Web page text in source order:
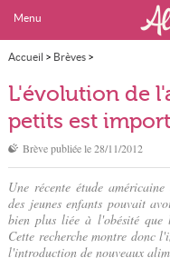
Menu
Accueil > Brèves>
L'évolution de l'alimentation des
L'évolution de
petits est
Brève publiée le28/11/2012
Une récente étude
des jeunes enfants pouvait
bien plus liée à l'obésité que
Cette recherche montre donc
l'introduction de nouveaux